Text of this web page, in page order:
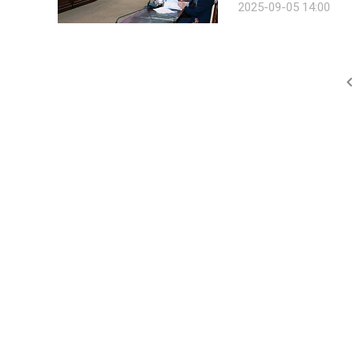
운영규정 등 위원회 구성
2025-09-05 14:00